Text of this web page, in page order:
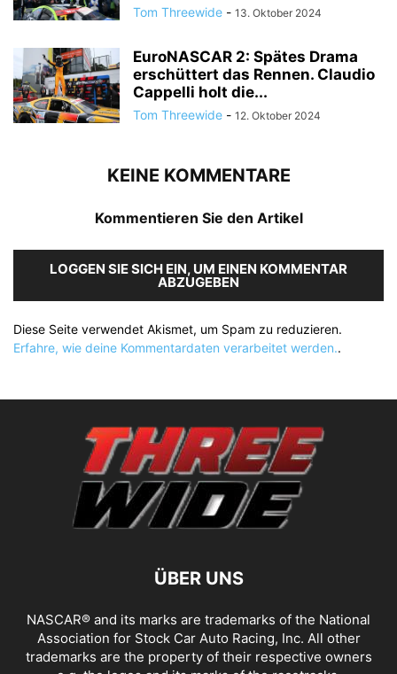
Tom Threewide - 13. Oktober 2024
EuroNASCAR 2: Spätes Drama
erschüttert das Rennen. Claudio
Cappelli holt die...
Tom Threewide - 12. Oktober 2024
KEINE KOMMENTARE
Kommentieren Sie den Artikel
LOGGEN SIE SICH EIN, UM EINEN KOMMENTAR
ABZUGEBEN
Diese Seite verwendet Akismet, um Spam zu reduzieren.
Erfahre, wie deine Kommentardaten verarbeitet werden..
ÜBER UNS
NASCAR® and its marks are trademarks of the National
Association for Stock Car Auto Racing, Inc. All other
trademarks are the property of their respective owners